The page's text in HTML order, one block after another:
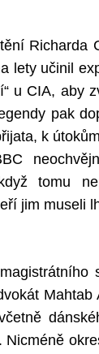
Richarda
lety učinil
u CIA, aby
pak
k
tomu
jim museli